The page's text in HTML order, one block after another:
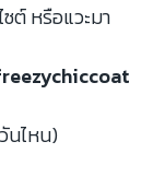
ต์ หรือแวะมา
นไหน)